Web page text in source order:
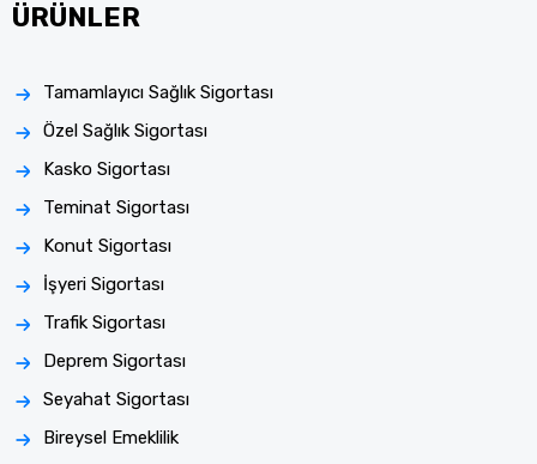
ÜRÜNLER
Tamamlayıcı Sağlık Sigortası
Özel Sağlık Sigortası
Kasko Sigortası
Teminat Sigortası
Konut Sigortası
İşyeri Sigortası
Trafik Sigortası
Deprem Sigortası
Seyahat Sigortası
Bireysel Emeklilik